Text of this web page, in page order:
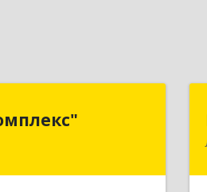
Ставропольский край,